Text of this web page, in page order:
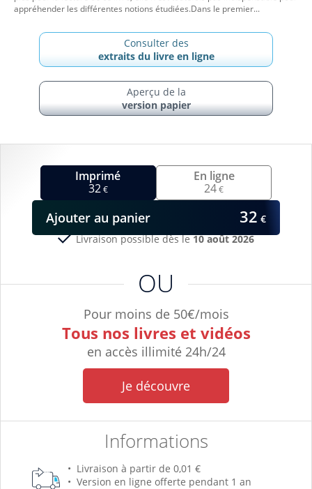
Imprimé
32€
OU
Pour moins de 50€/mois
Tous nos livres et vidéos
en accès illimité 24h/24
Je découvre
Informations
Livraison possible dès le10 août 2026
Livraison à partir de 0,01 €
Version en ligne offerte pendant 1 an
En ligne
24€
Ajouter au panier 32 €
appréhender les différentes notions étudiées.Dans le premier...
Consulter des
extraits du livre en ligne
Aperçu de la
version papier